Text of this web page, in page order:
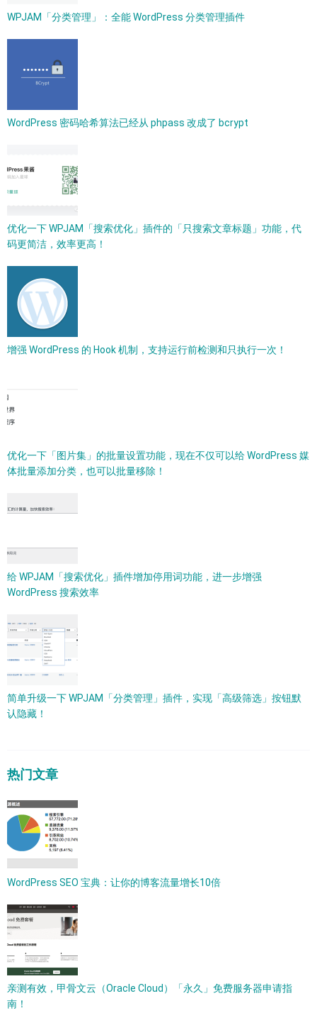
WPJAM「分类管理」：全能 WordPress 分类管理插件
WordPress 密码哈希算法已经从 phpass 改成了 bcrypt​
优化一下 WPJAM「搜索优化」插件的「只搜索文章标题」功能，代
码更简洁，效率更高！
增强 WordPress 的 Hook 机制，支持运行前检测和只执行一次！
优化一下「图片集」的批量设置功能，现在不仅可以给 WordPress 媒
体批量添加分类，也可以批量移除！
给 WPJAM「搜索优化」插件增加停用词功能，进一步增强
WordPress 搜索效率
简单升级一下 WPJAM「分类管理」插件，实现「高级筛选」按钮默
认隐藏！
热门文章
WordPress SEO 宝典：让你的博客流量增长10倍
亲测有效，甲骨文云（Oracle Cloud）「永久」免费服务器申请指
南！